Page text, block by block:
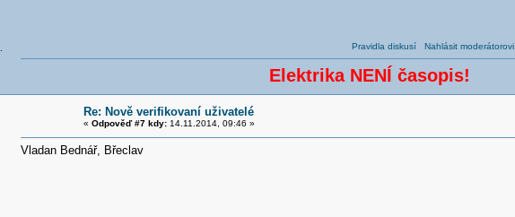
Pravidla diskusí Nahlásit moderátorovi
Elektrika NENÍ časopis!
Re: Nově verifikovaní uživatelé
« Odpověď #7 kdy:14.11.2014, 09:46 »
Vladan Bednář, Břeclav